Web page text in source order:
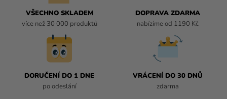
VŠECHNO SKLADEM
více než 30 000 produktů
DOPRAVA ZDARMA
nabízíme od 1190 Kč
DORUČENÍ DO 1 DNE
po odeslání
VRÁCENÍ DO 30 DNŮ
zdarma